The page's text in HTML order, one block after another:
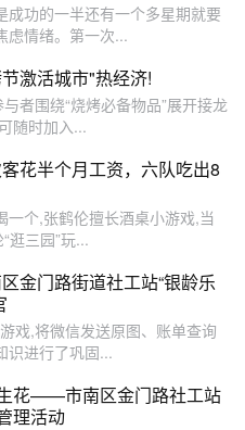
成功的一半还有一个多星期就要
虑情绪。第一次...
激活城市"热经济!
者围绕“烧烤必备物品”展开接龙
随时加入...
花半个月工资，六队吃出8
个,张鹤伦擅长酒桌小游戏,当
逛三园”玩...
金门路街道社工站“银龄乐
戏,将微信发送原图、账单查询
识进行了巩固...
花——市南区金门路社工站
理活动